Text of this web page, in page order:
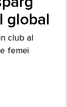
global
club al
femei